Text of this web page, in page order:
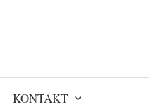
KONTAKT